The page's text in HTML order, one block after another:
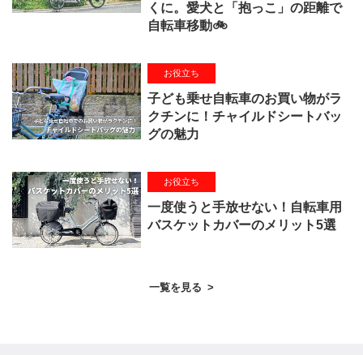
くに。愛犬と「抱っこ」の距離で
自転車移動🚲
お役立ち
子ども乗せ自転車のお買い物がラ
クチンに！チャイルドシートバッ
グの魅力
お役立ち
一度使うと手放せない！自転車用
バスケットカバーのメリット5選
一覧を見る >